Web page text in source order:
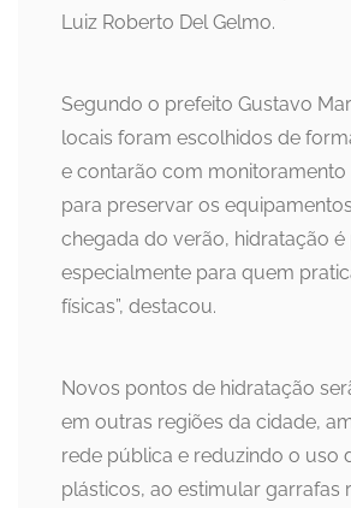
Luiz Roberto Del Gelmo.
Segundo o prefeito Gustavo
locais foram escolhidos de
e contarão com monitoramento
para preservar os
chegada do verão, hidratação é
especialmente para quem
físicas”, destacou.
Novos pontos de hidratação
em outras regiões da cidade,
rede pública e reduzindo o uso
plásticos, ao estimular garrafas